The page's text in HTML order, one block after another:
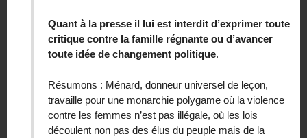
Quant à la presse il lui est interdit d’exprimer toute
critique contre la famille régnante ou d’avancer
toute idée de changement politique.
Résumons : Ménard, donneur universel de leçon,
travaille pour une monarchie polygame où la violence
contre les femmes n’est pas illégale, où les lois
découlent non pas des élus du peuple mais de la